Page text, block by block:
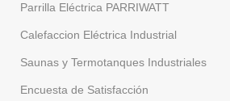
Parrilla Eléctrica PARRIWATT
Calefaccion Eléctrica Industrial
Saunas y Termotanques Industriales
Encuesta de Satisfacción